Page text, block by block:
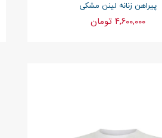
پیراهن زنانه لینن مشکی
۴,۶۰۰,۰۰۰ تومان